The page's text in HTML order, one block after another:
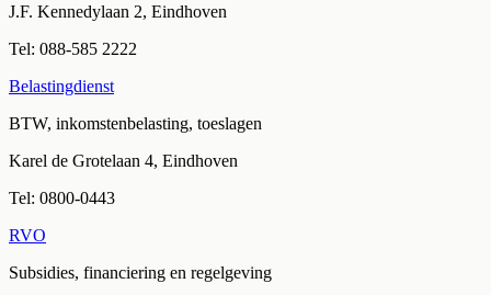
J.F. Kennedylaan 2, Eindhoven
Tel: 088-585 2222
Belastingdienst
BTW, inkomstenbelasting, toeslagen
Karel de Grotelaan 4, Eindhoven
Tel: 0800-0443
RVO
Subsidies, financiering en regelgeving